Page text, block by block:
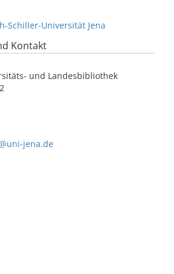
Schiller-Universität Jena
Kontakt
und Landesbibliothek
jena.de